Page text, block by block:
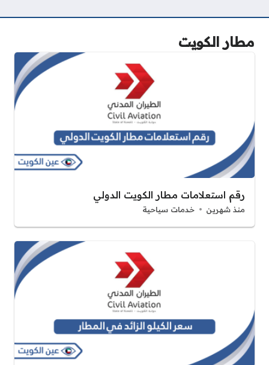
مطار الكويت
رقم استعلامات مطار الكويت الدولي
منذ شهرين خدمات سياحية